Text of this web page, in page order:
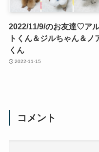
2022/11/9/のお友達♡ア
トくん＆ジルちゃん＆ノ
くん
2022-11-15
コメント